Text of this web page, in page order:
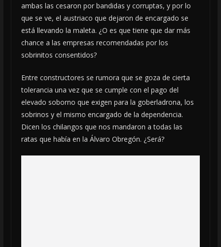
ambas las cesaron por bandidas y corruptas, y por lo
que se ve, el austriaco que dejaron de encargado se
está llevando la maleta. ¿O es que tiene que dar más
chance a las empresas recomendadas por los
sobrinitos consentidos?
Entre constructores se rumora que se goza de cierta
tolerancia una vez que se cumple con el pago del
elevado soborno que exigen para la goberladrona, los
sobrinos y el mismo encargado de la dependencia.
Dicen los chilangos que nos mandaron a todas las
ratas que había en la Álvaro Obregón. ¿Será?